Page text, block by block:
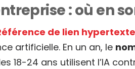
: où en
de lien
artificielle. En un an, le
18-24 ans utilisent l’IA